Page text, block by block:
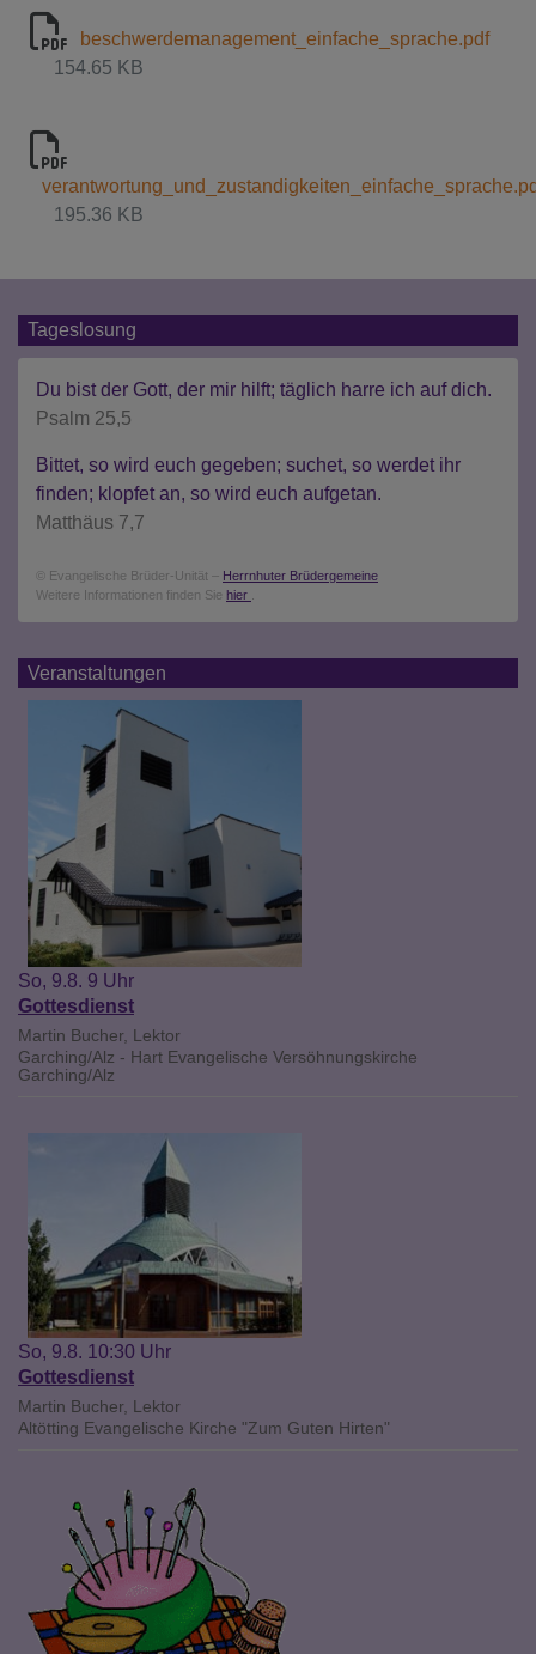
beschwerdemanagement_einfache_sprache.pdf
154.65 KB
195.36 KB
Tageslosung
Du bist der Gott, der mir hilft; täglich harre ich auf dich.
Psalm 25,5
Bittet, so wird euch gegeben; suchet, so werdet ihr
finden; klopfet an, so wird euch aufgetan.
Matthäus 7,7
© Evangelische Brüder-Unität – Herrnhuter Brüdergemeine
Weitere Informationen finden Sie hier
Veranstaltungen
So, 9.8. 9 Uhr
Gottesdienst
Martin Bucher, Lektor
Garching/Alz - Hart Evangelische Versöhnungskirche
Garching/Alz
So, 9.8. 10:30 Uhr
Gottesdienst
Martin Bucher, Lektor
Altötting Evangelische Kirche "Zum Guten Hirten"